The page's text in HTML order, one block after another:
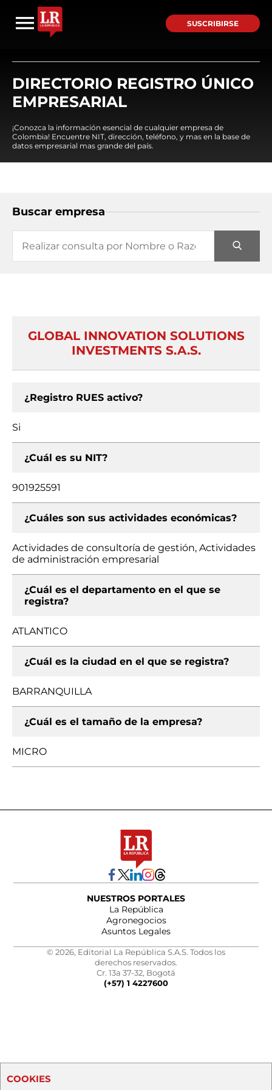
SUSCRIBIRSE
DIRECTORIO REGISTRO ÚNICO
EMPRESARIAL
¡Conozca la información esencial de cualquier empresa de
Colombia! Encuentre NIT, dirección, teléfono, y mas en la base de
datos empresarial mas grande del país.
Buscar empresa
GLOBAL INNOVATION SOLUTIONS
INVESTMENTS S.A.S.
¿Registro RUES activo?
Si
¿Cuál es su NIT?
901925591
¿Cuáles son sus actividades económicas?
Actividades de consultoría de gestión, Actividades
de administración empresarial
¿Cuál es el departamento en el que se
registra?
ATLANTICO
¿Cuál es la ciudad en el que se registra?
BARRANQUILLA
¿Cuál es el tamaño de la empresa?
MICRO
NUESTROS PORTALES
La República
Agronegocios
Asuntos Legales
© 2026, Editorial La República S.A.S. Todos los
derechos reservados.
Cr. 13a 37-32, Bogotá
(+57) 1 4227600
COOKIES